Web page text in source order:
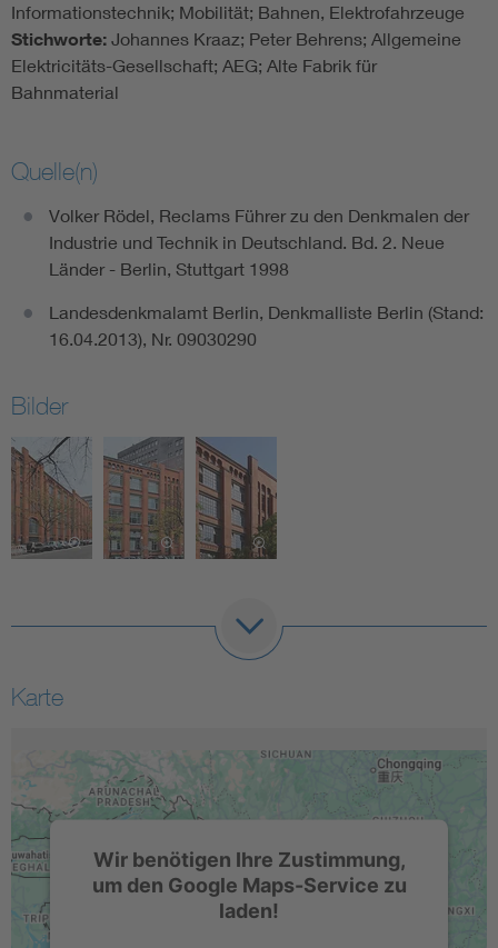
Informationstechnik; Mobilität; Bahnen, Elektrofahrzeuge
Stichworte: Johannes Kraaz; Peter Behrens; Allgemeine
Elektricitäts-Gesellschaft; AEG; Alte Fabrik für
Bahnmaterial
Quelle(n)
Volker Rödel, Reclams Führer zu den Denkmalen der
Industrie und Technik in Deutschland. Bd. 2. Neue
Länder - Berlin, Stuttgart 1998
Landesdenkmalamt Berlin, Denkmalliste Berlin (Stand:
16.04.2013), Nr. 09030290
Bilder
Karte
Wir benötigen Ihre Zustimmung,
um den Google Maps-Service zu
laden!